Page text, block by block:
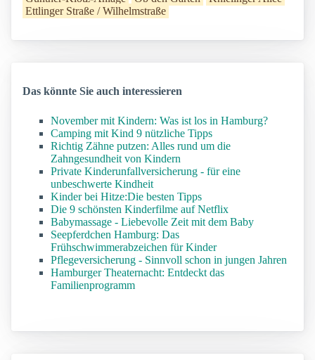
Ettlinger Straße / Wilhelmstraße
Das könnte Sie auch interessieren
November mit Kindern: Was ist los in Hamburg?
Camping mit Kind 9 nützliche Tipps
Richtig Zähne putzen: Alles rund um die
Zahngesundheit von Kindern
Private Kinderunfallversicherung - für eine
unbeschwerte Kindheit
Kinder bei Hitze:Die besten Tipps
Die 9 schönsten Kinderfilme auf Netflix
Babymassage - Liebevolle Zeit mit dem Baby
Seepferdchen Hamburg: Das
Frühschwimmerabzeichen für Kinder
Pflegeversicherung - Sinnvoll schon in jungen Jahren
Hamburger Theaternacht: Entdeckt das
Familienprogramm